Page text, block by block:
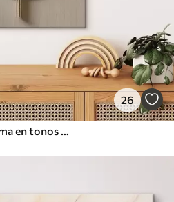
26
Círculos en relieve y una rama en tonos neutros cálidos